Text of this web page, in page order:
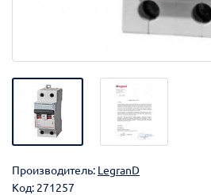
Производитель: LegranD
Код: 271257